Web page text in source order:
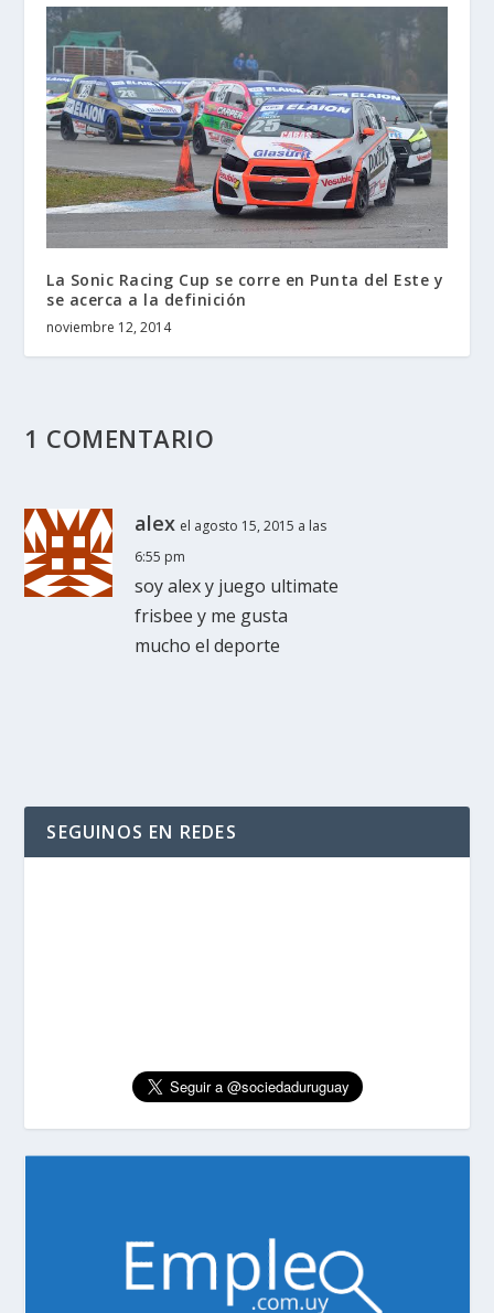
La Sonic Racing Cup se corre en Punta del Este y
se acerca a la definición
noviembre 12, 2014
1 COMENTARIO
alex el agosto 15, 2015 a las
6:55 pm
soy alex y juego ultimate
frisbee y me gusta
mucho el deporte
SEGUINOS EN REDES